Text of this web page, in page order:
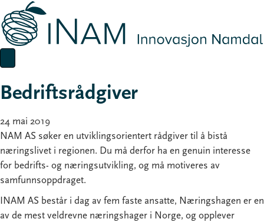
Bedriftsrådgiver
24 mai 2019
NAM AS søker en utviklingsorientert rådgiver til å bistå
næringslivet i regionen. Du må derfor ha en genuin interesse
for bedrifts- og næringsutvikling, og må motiveres av
samfunnsoppdraget.
INAM AS består i dag av fem faste ansatte, Næringshagen er en
av de mest veldrevne næringshager i Norge, og opplever